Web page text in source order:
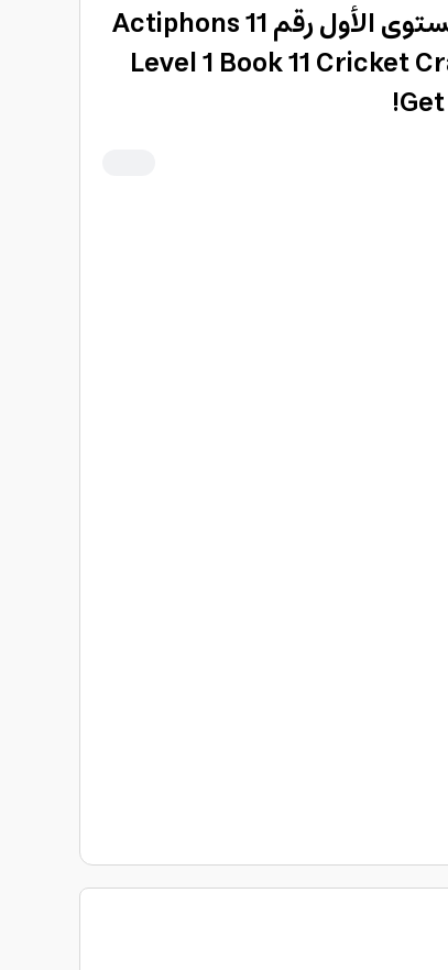
كتب تعليمية للاطفال المستوى الأول رقم 11 Actiphons
Level 1 Book 11 Cricket